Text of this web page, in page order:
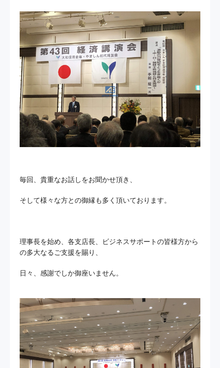
毎回、貴重なお話しをお聞かせ頂き、
そして様々な方との御縁も多く頂いております。
理事長を始め、各支店長、ビジネスサポートの皆様方から
の多大なるご支援を賜り、
日々、感謝でしか御座いません。